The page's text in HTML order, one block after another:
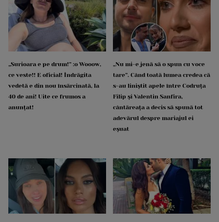
„Surioara e pe drum!” :o Wooow,
ce veste!! E oficial! Îndrăgita
vedetă e din nou însărcinată, la
40 de ani! Uite ce frumos a
anunțat!
„Nu mi-e jenă să o spun cu voce
tare”. Când toată lumea credea că
s-au liniștit apele între Codruța
Filip și Valentin Sanfira,
cântăreața a decis să spună tot
adevărul despre mariajul ei
eșuat